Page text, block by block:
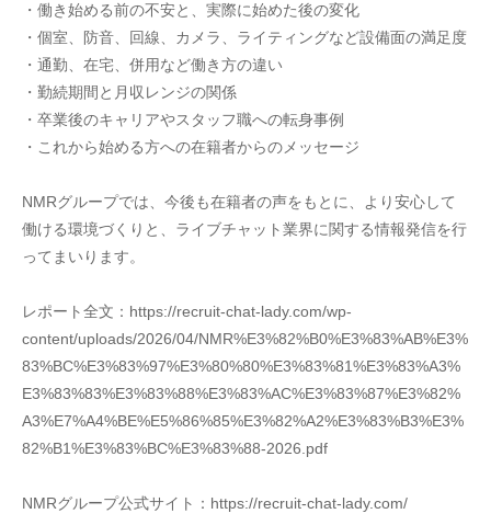
・働き始める前の不安と、実際に始めた後の変化
・個室、防音、回線、カメラ、ライティングなど設備面の満足度
・通勤、在宅、併用など働き方の違い
・勤続期間と月収レンジの関係
・卒業後のキャリアやスタッフ職への転身事例
・これから始める方への在籍者からのメッセージ
NMRグループでは、今後も在籍者の声をもとに、より安心して
働ける環境づくりと、ライブチャット業界に関する情報発信を行
ってまいります。
レポート全文：https://recruit-chat-lady.com/wp-
content/uploads/2026/04/NMR%E3%82%B0%E3%83%AB%E3%
83%BC%E3%83%97%E3%80%80%E3%83%81%E3%83%A3%
E3%83%83%E3%83%88%E3%83%AC%E3%83%87%E3%82%
A3%E7%A4%BE%E5%86%85%E3%82%A2%E3%83%B3%E3%
82%B1%E3%83%BC%E3%83%88-2026.pdf
NMRグループ公式サイト：https://recruit-chat-lady.com/